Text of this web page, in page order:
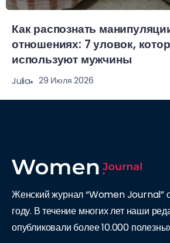
Как распознать
отношениях: 7 уловок,
используют мужчины
Julia 29 Июля 2026
Женский журнал “Women Journal”
году. В течение многих лет наши
опубликовали более 10.000